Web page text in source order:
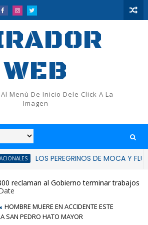
WEB
Menù De Inicio Dele Click A La
Imagen
LOS PEREGRINOS DE MOCA Y FLUP
reclaman al Gobierno terminar trabajos
HOMBRE MUERE EN ACCIDENTE ESTE
SAN PEDRO HATO MAYOR